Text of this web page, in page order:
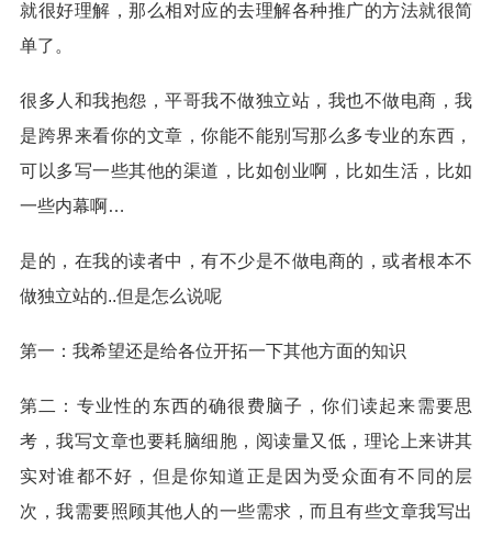
就很好理解，那么相对应的去理解各种推广的方法就很简
单了。
很多人和我抱怨，平哥我不做独立站，我也不做电商，我
是跨界来看你的文章，你能不能别写那么多专业的东西，
可以多写一些其他的渠道，比如创业啊，比如生活，比如
一些内幕啊…
是的，在我的读者中，有不少是不做电商的，或者根本不
做独立站的..但是怎么说呢
第一：我希望还是给各位开拓一下其他方面的知识
第二：专业性的东西的确很费脑子，你们读起来需要思
考，我写文章也要耗脑细胞，阅读量又低，理论上来讲其
实对谁都不好，但是你知道正是因为受众面有不同的层
次，我需要照顾其他人的一些需求，而且有些文章我写出